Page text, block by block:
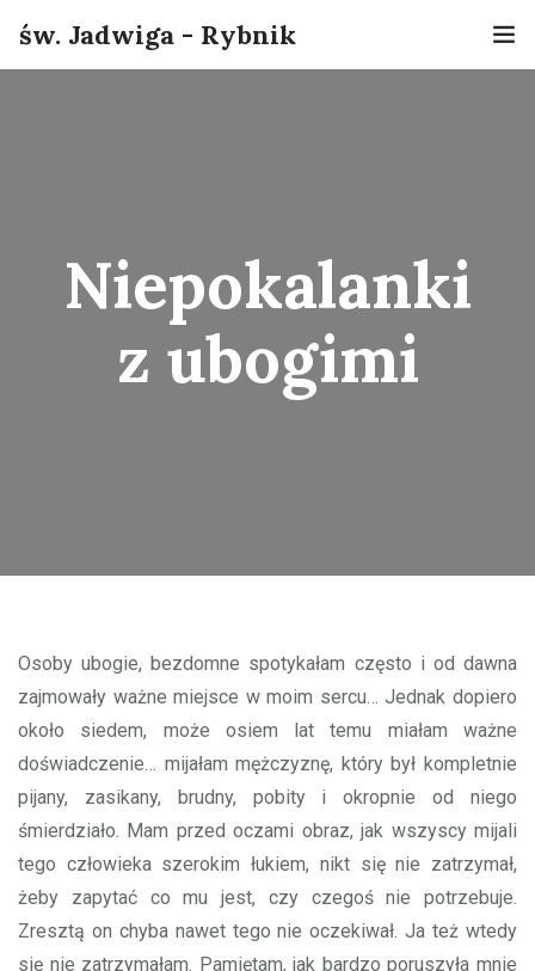
św. Jadwiga - Rybnik
Sakramenty
Niepokalanki
z ubogimi
Osoby ubogie, bezdomne spotykałam często i od dawna
zajmowały ważne miejsce w moim sercu… Jednak dopiero
około siedem, może osiem lat temu miałam ważne
doświadczenie… mijałam mężczyznę, który był kompletnie
pijany, zasikany, brudny, pobity i okropnie od niego
śmierdziało. Mam przed oczami obraz, jak wszyscy mijali
tego człowieka szerokim łukiem, nikt się nie zatrzymał,
żeby zapytać co mu jest, czy czegoś nie potrzebuje.
Zresztą on chyba nawet tego nie oczekiwał. Ja też wtedy
się nie zatrzymałam. Pamiętam, jak bardzo poruszyła mnie